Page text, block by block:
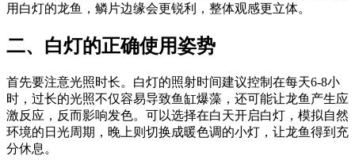
用白灯的龙鱼，鳞片边缘会更锐利，整体观感更立体。
二、白灯的正确使用姿势
首先要注意光照时长。白灯的照射时间建议控制在每天6-8小
时，过长的光照不仅容易导致鱼缸爆藻，还可能让龙鱼产生应
激反应，反而影响发色。可以选择在白天开启白灯，模拟自然
环境的日光周期，晚上则切换成暖色调的小灯，让龙鱼得到充
分休息。